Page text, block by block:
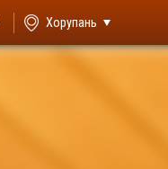
Хорупань